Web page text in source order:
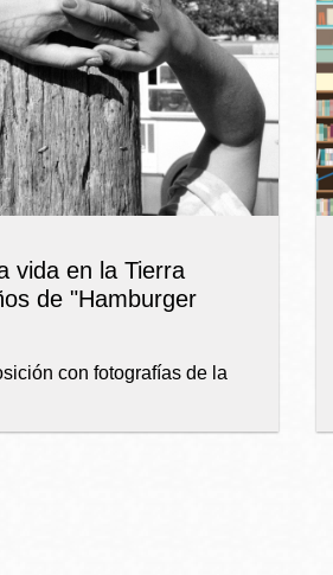
Richmond
Sunset
Treasure Island
vida en la Tierra
de "Hamburger
con fotografías de la